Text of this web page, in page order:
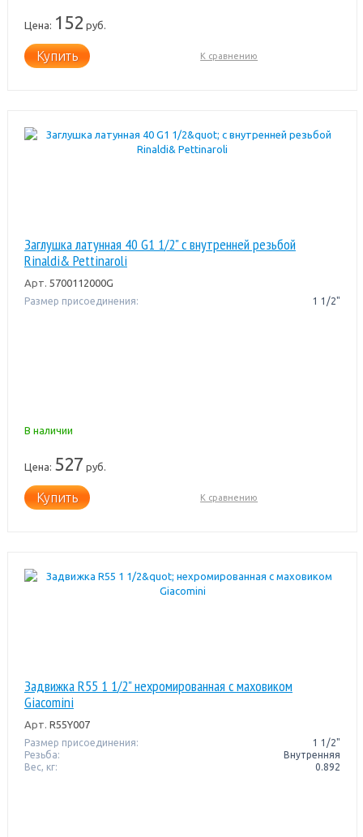
Цена: 152 руб.
Купить К сравнению
Заглушка латунная 40 G1 1/2" с внутренней резьбой
Rinaldi& Pettinaroli
Арт. 5700112000G
Размер присоединения: 1 1/2"
В наличии
Цена: 527 руб.
Купить К сравнению
Задвижка R55 1 1/2" нехромированная с маховиком
Giacomini
Арт. R55Y007
Размер присоединения:
1 1/2"
Резьба:
Внутренняя
Вес, кг:
0.892